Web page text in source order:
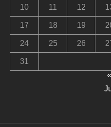
10 11 12
17 18 19
24 25 26
31
«